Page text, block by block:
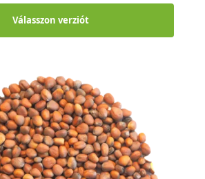
Válasszon verziót